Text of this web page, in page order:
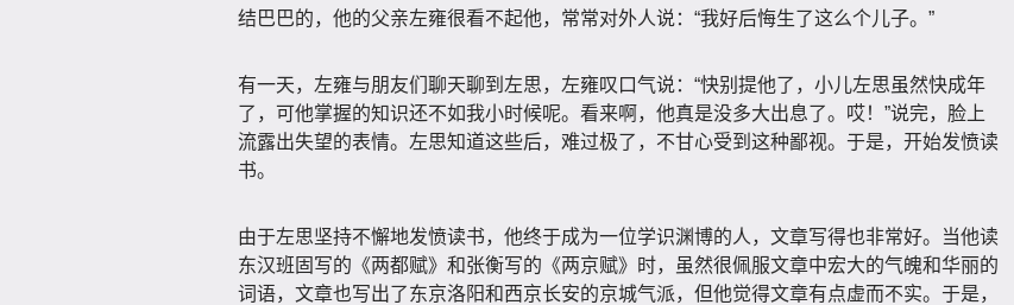
结巴巴的，他的父亲左雍很看不起他，常常对外人说：“我好后悔生了这么个儿子。”
有一天，左雍与朋友们聊天聊到左思，左雍叹口气说：“快别提他了，小儿左思虽然快成年
了，可他掌握的知识还不如我小时候呢。看来啊，他真是没多大出息了。哎！”说完，脸上
流露出失望的表情。左思知道这些后，难过极了，不甘心受到这种鄙视。于是，开始发愤读
书。
由于左思坚持不懈地发愤读书，他终于成为一位学识渊博的人，文章写得也非常好。当他读
东汉班固写的《两都赋》和张衡写的《两京赋》时，虽然很佩服文章中宏大的气魄和华丽的
词语，文章也写出了东京洛阳和西京长安的京城气派，但他觉得文章有点虚而不实。于是，